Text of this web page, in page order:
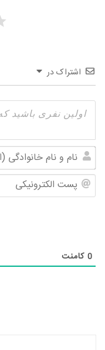
اشتراک در
0 کامنت